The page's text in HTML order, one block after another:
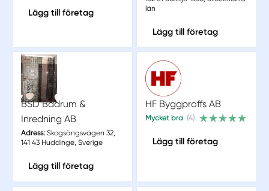
Lägg till företag
län
Lägg till företag
BSD Badrum &
Inredning AB
Adress:Skogsängsvägen 32,
141 43 Huddinge, Sverige
Lägg till företag
HF Byggproffs AB
Mycket bra (4)
Lägg till företag